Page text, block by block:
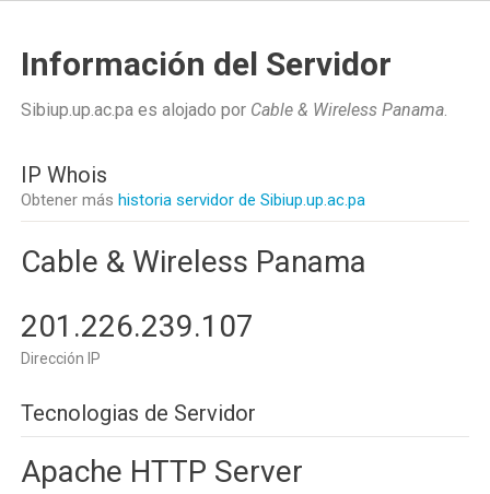
Información del Servidor
Sibiup.up.ac.pa es alojado por Cable & Wireless Panama.
IP Whois
Obtener más historia servidor de Sibiup.up.ac.pa
Cable & Wireless Panama
201.226.239.107
Dirección IP
Tecnologias de Servidor
Apache HTTP Server